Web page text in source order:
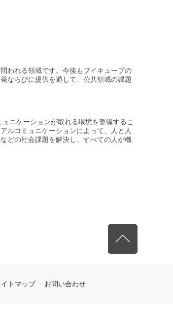
われる領域です。今後もブイキューブの
ならびに提供を通して、公共領域の課題
ニケーションが取れる環境を整備するこ
ルコミュニケーションによって、人と人
どの社会課題を解決し、すべての人が機
トマップ お問い合わせ